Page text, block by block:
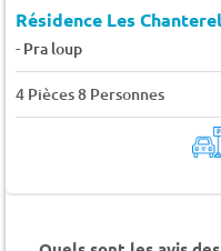
Résidence Les
- Pra loup
4 Pièces 8 Personnes